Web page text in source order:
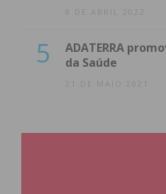
8 DE ABRIL 2022
5
ADATERRA
da Saúde
21 DE MAIO 2021